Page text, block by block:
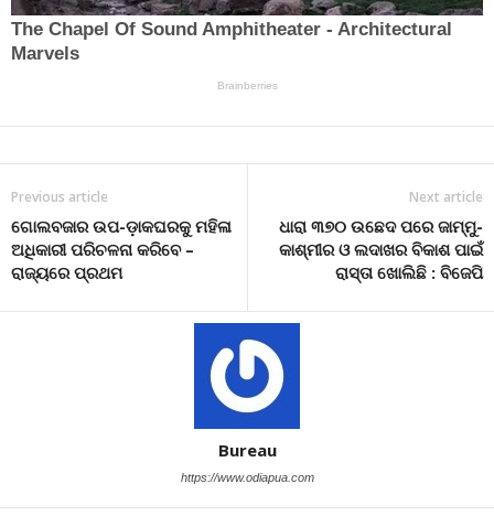
Previous article
ଗୋଲବଜାର ଉପ-ଡ଼ାକଘରକୁ ମହିଳା
ଅଧିକାରୀ ପରିଚଳନା କରିବେ –
ରାଜ୍ୟରେ ପ୍ରଥମ
Next article
ଧାରା ୩୭୦ ଉଛେଦ ପରେ ଜାମ୍ମୁ-
କାଶ୍ମୀର ଓ ଲଦାଖର ବିକାଶ ପାଇଁ
ରାସ୍ତା ଖୋଲିଛି : ବିଜେପି
Bureau
https://www.odiapua.com